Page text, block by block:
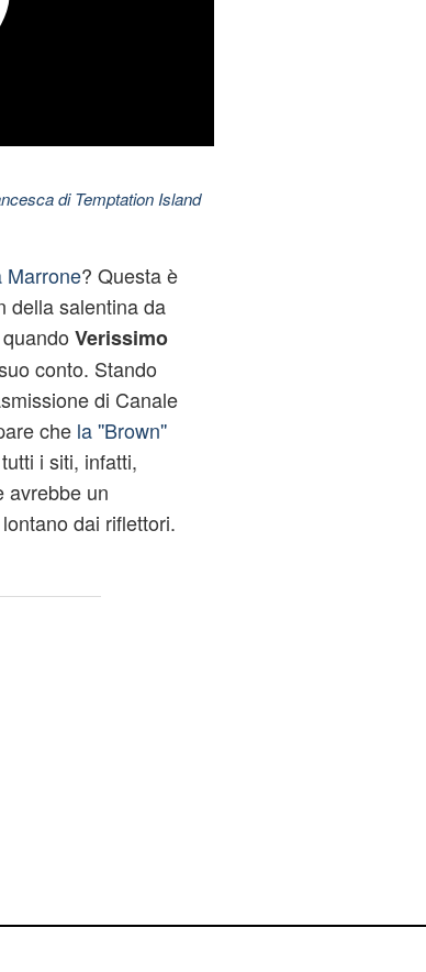
di Temptation Island
Marrone? Questa è
della salentina da
Verissimo
conto. Stando
di Canale
chela ''Brown''
i siti, infatti,
avrebbe un
dai riflettori.